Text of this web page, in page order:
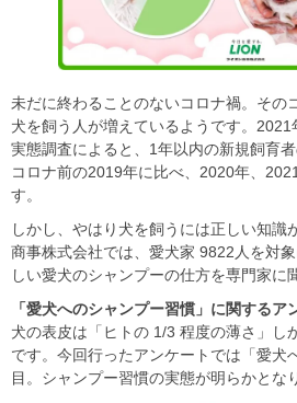
未だに終わることのないコロナ禍。その
犬を飼う人が増えているようです。
実態調査によると、1年以内の新規飼育
コロナ前の2019年に比べ、2020年、
す。
しかし、やはり犬を飼うには正しい知識
商事株式会社では、愛犬家 9822人を対
しい愛犬のシャンプーの仕方を専門家に
「愛犬へのシャンプー習慣」に関するア
犬の表皮は「ヒトの 1/3 程度の薄さ」し
です。今回行ったアンケートでは「愛犬
目。シャンプー習慣の実態が明らかとな